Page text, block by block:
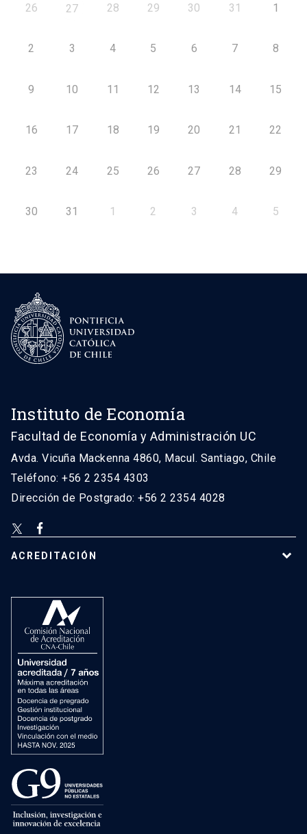
26 27 28 29 30 31 1
2 3 4 5 6 7 8
9 10 11 12 13 14 15
16 17 18 19 20 21 22
23 24 25 26 27 28 29
30 31 1 2 3 4 5
Instituto de Economía
Facultad de Economía y Administración UC
Avda. Vicuña Mackenna 4860, Macul. Santiago, Chile
Teléfono: +56 2 2354 4303
Dirección de Postgrado: +56 2 2354 4028
ACREDITACIÓN